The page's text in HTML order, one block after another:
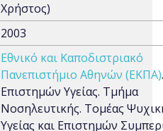
Χρήστος)
2003
Εθνικό και Καποδιστριακό
Πανεπιστήμιο Αθηνών (ΕΚΠΑ)
Επιστημών Υγείας. Τμήμα
Νοσηλευτικής. Τομέας
Υγείας και Επιστημών